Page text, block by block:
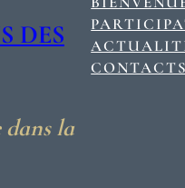
DES
dans la